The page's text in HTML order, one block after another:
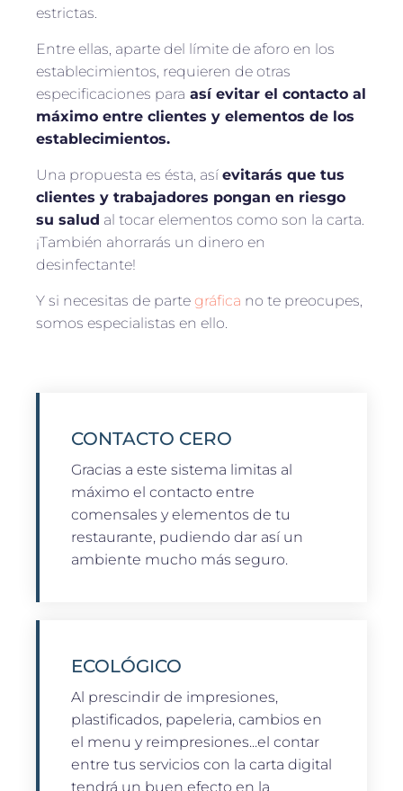
estrictas.
Entre ellas, aparte del límite de aforo en los
establecimientos, requieren de otras
especificaciones para así evitar el contacto al
máximo entre clientes y elementos de los
establecimientos.
Una propuesta es ésta, así evitarás que tus
clientes y trabajadores pongan en riesgo
su salud al tocar elementos como son la carta.
¡También ahorrarás un dinero en
desinfectante!
Y si necesitas de parte gráfica no te preocupes,
somos especialistas en ello.
CONTACTO CERO
Gracias a este sistema limitas al
máximo el contacto entre
comensales y elementos de tu
restaurante, pudiendo dar así un
ambiente mucho más seguro.
ECOLÓGICO
Al prescindir de impresiones,
plastificados, papeleria, cambios en
el menu y reimpresiones...el contar
entre tus servicios con la carta digital
tendrá un buen efecto en la